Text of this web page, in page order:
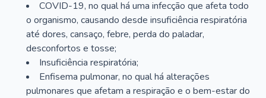
COVID-19, no qual há uma infecção que afeta todo
o organismo, causando desde insuficiência respiratória
até dores, cansaço, febre, perda do paladar,
desconfortos e tosse;
Insuficiência respiratória;
Enfisema pulmonar, no qual há alterações
pulmonares que afetam a respiração e o bem-estar do